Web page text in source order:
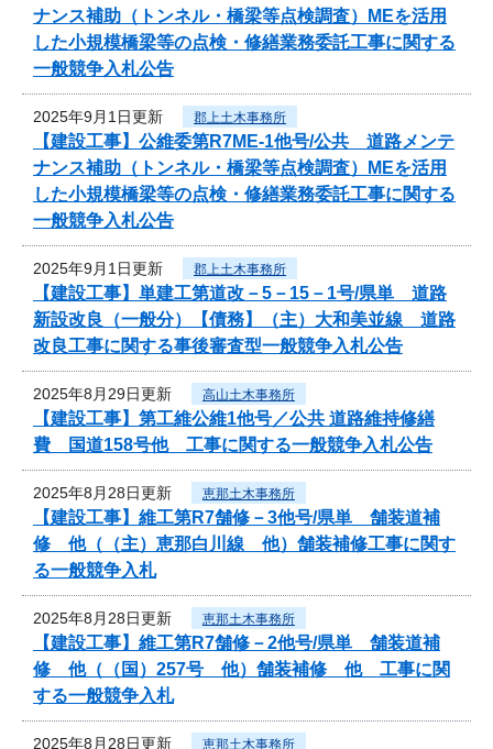
ナンス補助（トンネル・橋梁等点検調査）MEを活用
した小規模橋梁等の点検・修繕業務委託工事に関する
一般競争入札公告
2025年9月1日更新 郡上土木事務所
【建設工事】公維委第R7ME-1他号/公共 道路メンテ
ナンス補助（トンネル・橋梁等点検調査）MEを活用
した小規模橋梁等の点検・修繕業務委託工事に関する
一般競争入札公告
2025年9月1日更新 郡上土木事務所
【建設工事】単建工第道改－5－15－1号/県単 道路
新設改良（一般分）【債務】（主）大和美並線 道路
改良工事に関する事後審査型一般競争入札公告
2025年8月29日更新 高山土木事務所
【建設工事】第工維公維1他号／公共 道路維持修繕
費 国道158号他 工事に関する一般競争入札公告
2025年8月28日更新 恵那土木事務所
【建設工事】維工第R7舗修－3他号/県単 舗装道補
修 他（（主）恵那白川線 他）舗装補修工事に関す
る一般競争入札
2025年8月28日更新 恵那土木事務所
【建設工事】維工第R7舗修－2他号/県単 舗装道補
修 他（（国）257号 他）舗装補修 他 工事に関
する一般競争入札
2025年8月28日更新 恵那土木事務所